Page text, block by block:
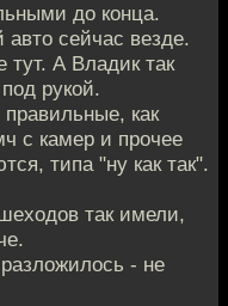
до конца.
сейчас везде.
А Владик так
рукой.
как
с камер и прочее
типа "ну как так".
так имели,
- не